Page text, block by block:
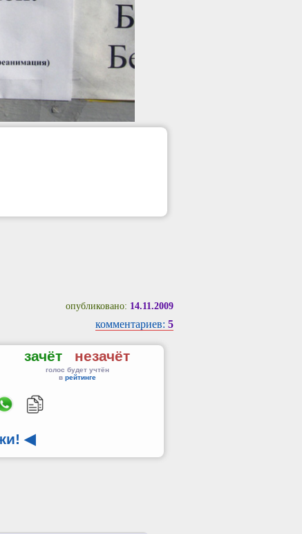
опубликовано: 14.11.2009
комментариев: 5
зачёт незачёт
голос будет учтён
в рейтинге
◀